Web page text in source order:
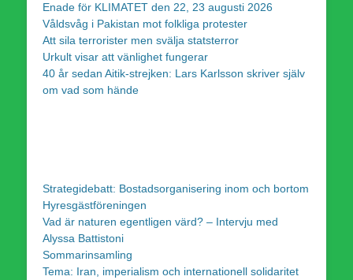
Enade för KLIMATET den 22, 23 augusti 2026
Våldsvåg i Pakistan mot folkliga protester
Att sila terrorister men svälja statsterror
Urkult visar att vänlighet fungerar
40 år sedan Aitik-strejken: Lars Karlsson skriver själv
om vad som hände
Strategidebatt: Bostadsorganisering inom och bortom
Hyresgästföreningen
Vad är naturen egentligen värd? – Intervju med
Alyssa Battistoni
Sommarinsamling
Tema: Iran, imperialism och internationell solidaritet